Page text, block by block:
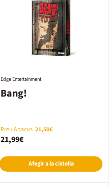
Bang!
Edge Entertainment
Preu Abacus 21,50€
21,99€
Afegir a la cistella